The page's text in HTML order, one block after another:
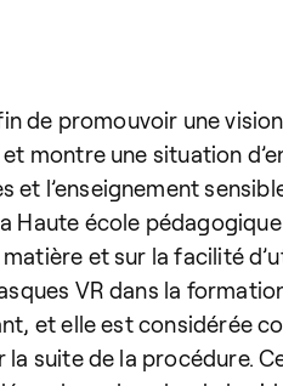
de promouvoir une
montre une situation
l’enseignement
Haute école
et sur la facilité
VR dans la
et elle est considérée
suite de la procédure.